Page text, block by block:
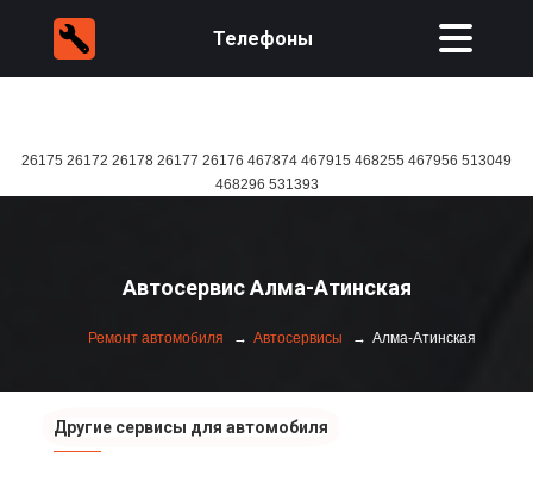
Телефоны
26175 26172 26178 26177 26176 467874 467915 468255 467956 513049
468296 531393
Автосервис Алма-Атинская
Ремонт автомобиля Автосервисы Алма-Атинская
Другие сервисы для автомобиля